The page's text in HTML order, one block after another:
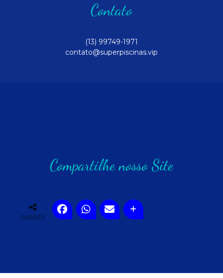
Contato
(13) 99749-1971
contato@superpiscinas.vip
Compartilhe nosso Site
SHARES